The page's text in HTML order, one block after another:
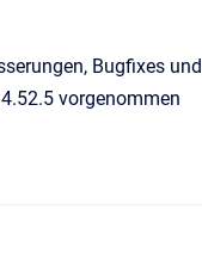
Bugfixes und
vorgenommen